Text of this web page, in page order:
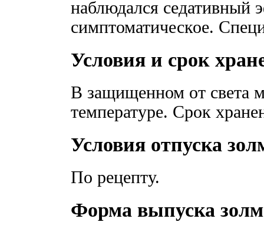
наблюдался седативный
симптоматическое.
Условия и срок
В защищенном от света
температуре. Срок
Условия отпуска
По рецепту.
Форма выпуска